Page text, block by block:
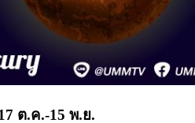
ต.ค.-15 พ.ย.